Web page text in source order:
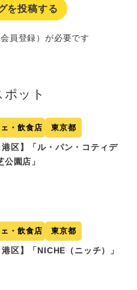
を投稿する
員登録）が必要です
ット
・飲食店 東京都
港区】「ル・パン・コティデ
公園店」
・飲食店 東京都
港区】「NICHE（ニッチ）」